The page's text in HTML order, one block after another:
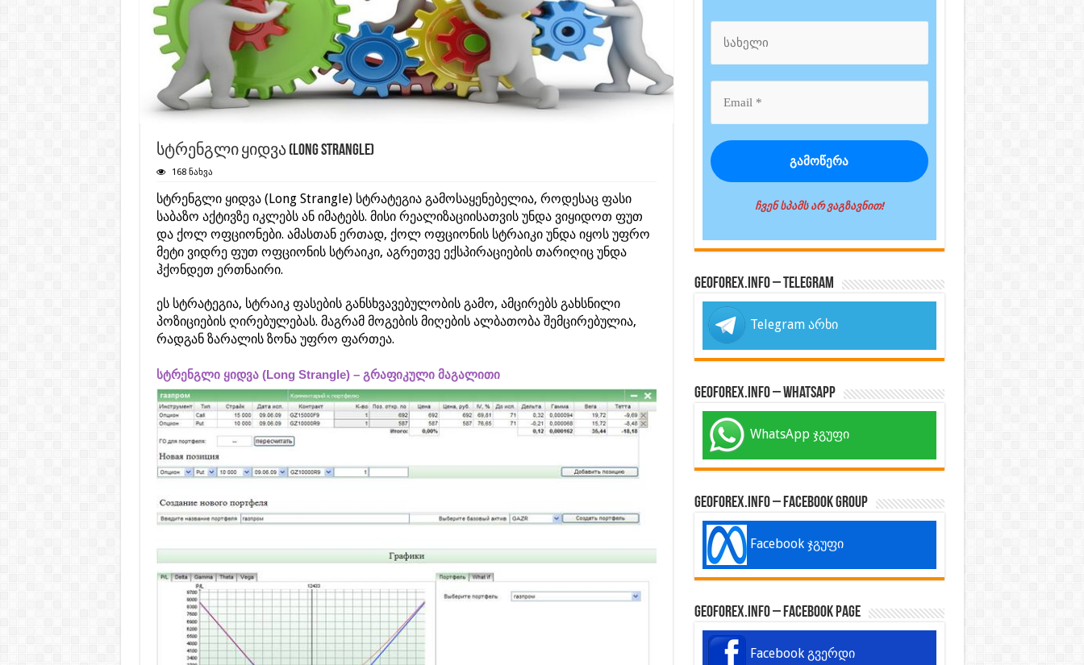
სტრენგლი ყიდვა (Long Strangle)
168 ნახვა
სტრენგლი ყიდვა (Long Strangle) სტრატეგია გამოსაყენებელია, როდესაც ფასი
საბაზო აქტივზე იკლებს ან იმატებს. მისი რეალიზაციისათვის უნდა ვიყიდოთ ფუთ
და ქოლ ოფციონები. ამასთან ერთად, ქოლ ოფციონის სტრაიკი უნდა იყოს უფრო
მეტი ვიდრე ფუთ ოფციონის სტრაიკი, აგრეთვე ექსპირაციების თარიღიც უნდა
ჰქონდეთ ერთნაირი.
ეს სტრატეგია, სტრაიკ ფასების განსხვავებულობის გამო, ამცირებს გახსნილი
პოზიციების ღირებულებას. მაგრამ მოგების მიღების ალბათობა შემცირებულია,
რადგან ზარალის ზონა უფრო ფართეა.
სტრენგლი ყიდვა (Long Strangle) – გრაფიკული მაგალითი
ჩვენ სპამს არ ვაგზავნით!
GeoForex.info – Telegram
Telegram არხი
GeoForex.info – WhatsApp
WhatsApp ჯგუფი
GeoForex.info – Facebook Group
Facebook ჯგუფი
GeoForex.info – Facebook Page
Facebook გვერდი